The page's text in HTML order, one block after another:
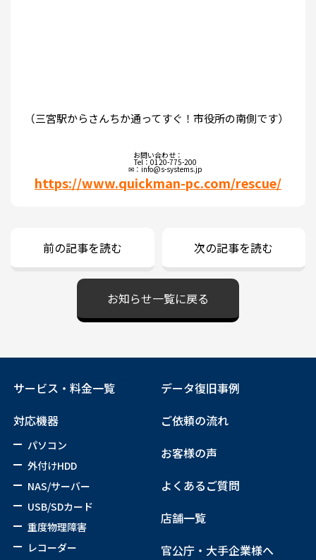
（三宮駅からさんちか通ってすぐ！市役所の南側です）
お問い合わせ：
Tel：0120-775-200
✉：info@s-systems.jp
https://www.quickman-pc.com/rescue/
前の記事を読む 次の記事を読む
お知らせ一覧に戻る
サービス・料金一覧
対応機器
パソコン
外付けHDD
NAS/サーバー
USB/SDカード
重度物理障害
レコーダー
データ復旧事例
ご依頼の流れ
お客様の声
よくあるご質問
店舗一覧
官公庁・大手企業様へ